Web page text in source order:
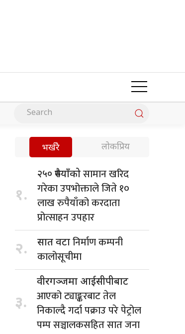
भर्खरै लोकप्रिय
१.
२५० रुपैयाँकोसामान खरिद
गरेका उपभोक्ताले जिते १०
लाख रुपैयाँको करदाता
प्रोत्साहन उपहार
२. सात वटानिर्माण कम्पनी
कालोसूचीमा
३.
वीरगञ्जमा आईसीपीबाट
आएको ट्याङ्करबाट तेल
निकाल्दै गर्दा पक्राउ परे पेट्रोल
पम्प सञ्चालकसहित सात जना